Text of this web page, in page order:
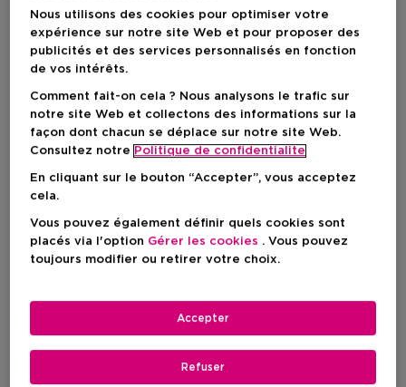
Choisissez votre format
30 ML
Prix du produit
13,50 €
Nous utilisons des cookies pour optimiser votre
expérience sur notre site Web et pour proposer des
publicités et des services personnalisés en fonction
de vos intérêts.
Comment fait-on cela ? Nous analysons le trafic sur
notre site Web et collectons des informations sur la
façon dont chacun se déplace sur notre site Web.
Consultez notre Politique de confidentialite
En cliquant sur le bouton “Accepter”, vous acceptez
cela.
Vous pouvez également définir quels cookies sont
placés via l'option Gérer les cookies . Vous pouvez
toujours modifier ou retirer votre choix.
Refuser
Accepter